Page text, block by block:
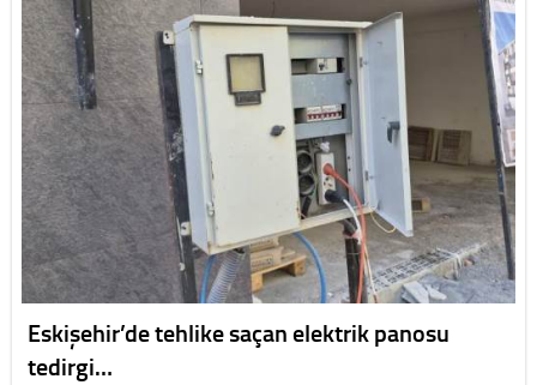
Eskişehir’de tehlike saçan elektrik panosu
tedirgi…